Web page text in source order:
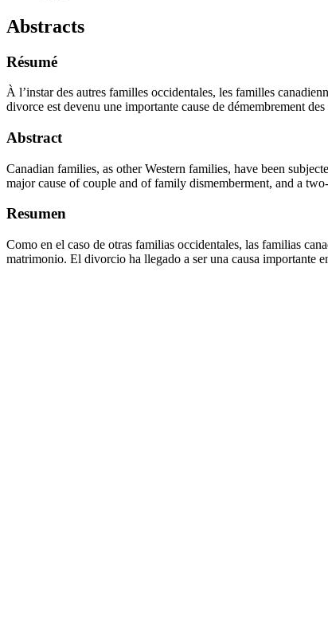
Abstracts
Résumé
À l’instar des autres familles occidentales, les familles
divorce est devenu une importante cause de démembrement
Abstract
Canadian families, as other Western families, have been
major cause of couple and of family dismemberment, and a
Resumen
Como en el caso de otras familias occidentales, las familias
matrimonio. El divorcio ha llegado a ser una causa importante